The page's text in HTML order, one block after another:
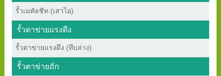
รั้วเมทัลชีท (เสาไอ)
รั้วตาข่ายแรงดึง
รั้วตาข่ายแรงดึง (ทึบล่าง)
รั้วตาข่ายถัก